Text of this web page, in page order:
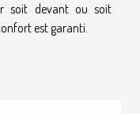
soit devant ou soit
est garanti.